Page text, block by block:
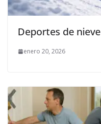
Deportes de nieve
enero 20, 2026